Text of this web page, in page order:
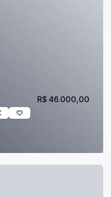
R$ 46.000,00